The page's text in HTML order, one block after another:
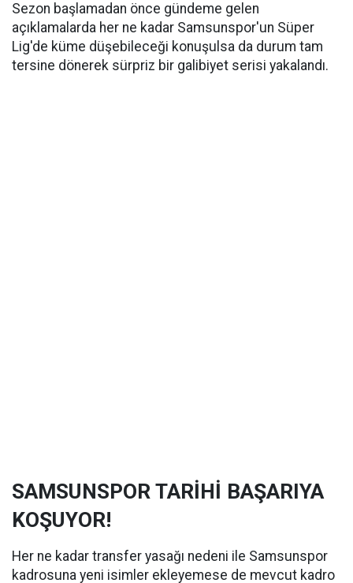
Sezon başlamadan önce gündeme gelen
açıklamalarda her ne kadar Samsunspor'un Süper
Lig'de küme düşebileceği konuşulsa da durum tam
tersine dönerek sürpriz bir galibiyet serisi yakalandı.
SAMSUNSPOR TARİHİ BAŞARIYA
KOŞUYOR!
Her ne kadar transfer yasağı nedeni ile Samsunspor
kadrosuna yeni isimler ekleyemese de mevcut kadro